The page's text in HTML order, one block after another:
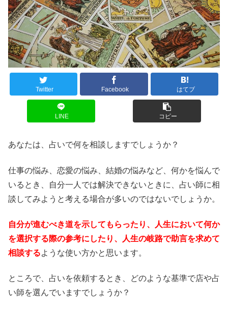
Twitter Facebook はてブ
LINE コピー
あなたは、占いで何を相談しますでしょうか？
仕事の悩み、恋愛の悩み、結婚の悩みなど、何かを悩んで
いるとき、自分一人では解決できないときに、占い師に相
談してみようと考える場合が多いのではないでしょうか。
自分が進むべき道を示してもらったり、人生において何か
を選択する際の参考にしたり、人生の岐路で助言を求めて
相談するような使い方かと思います。
ところで、占いを依頼するとき、どのような基準で店や占
い師を選んでいますでしょうか？